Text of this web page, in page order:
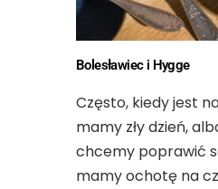
Bolesławiec i Hygge
Często, kiedy jest
mamy zły dzień,
chcemy poprawić
mamy ochotę na